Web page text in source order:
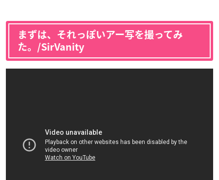
まずは、それっぽいアー写を撮ってみ
た。/SirVanity